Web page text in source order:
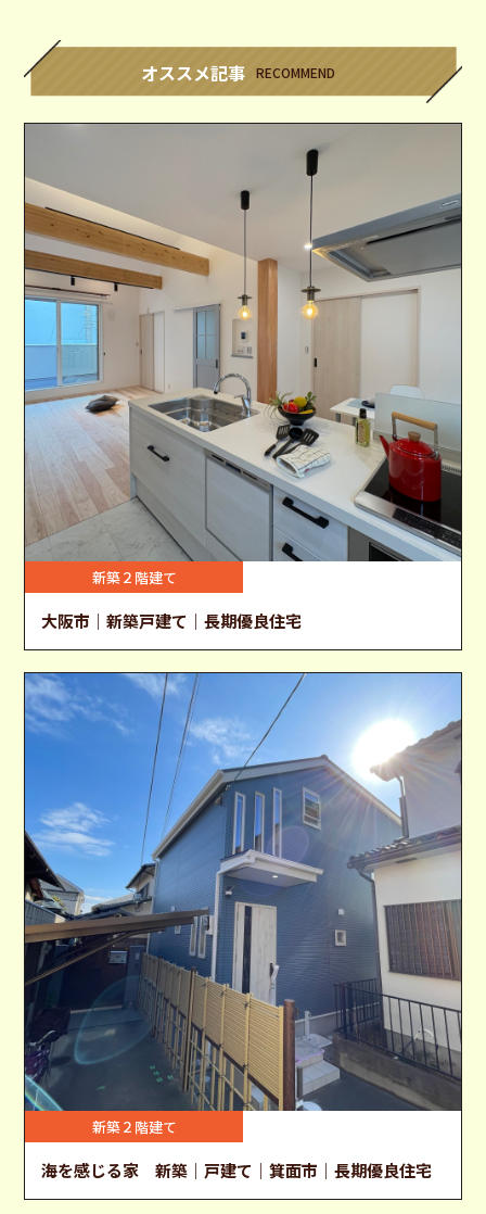
オススメ記事 RECOMMEND
新築２階建て
大阪市｜新築戸建て｜長期優良住宅
新築２階建て
海を感じる家 新築｜戸建て｜箕面市｜長期優良住宅